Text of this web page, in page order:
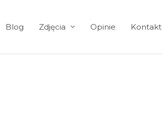
Blog Zdjęcia Opinie Kontakt